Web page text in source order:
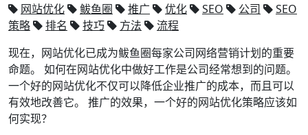
网站优化 鲅鱼圈 推广 优化 SEO 公司
SEO
策略
排名 技巧 方法
流程
现在，网站优化已成为鲅鱼圈每家公司网络营销计划的重要
命题。 如何在网站优化中做好工作是公司经常想到的问题。
一个好的网站优化不仅可以降低企业推广的成本，而且可以
有效地改善它。 推广的效果，一个好的网站优化策略应该如
何实现？